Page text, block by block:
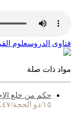
فتاوى الدروسعلوم
مواد ذات صلة
حكم من خلع
١٥/ذو الحجة/١٤٤٧ الموافق ١/يونيو/٢٠٢٦